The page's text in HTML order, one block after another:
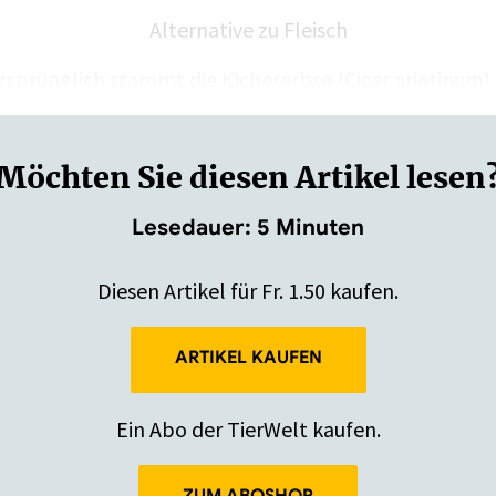
Alternative zu Fleisch
Sie diesen Artikel
Lesedauer: 5 Minuten
Diesen Artikel für Fr. 1.50 kaufen.
ARTIKEL KAUFEN
Ein Abo der TierWelt kaufen.